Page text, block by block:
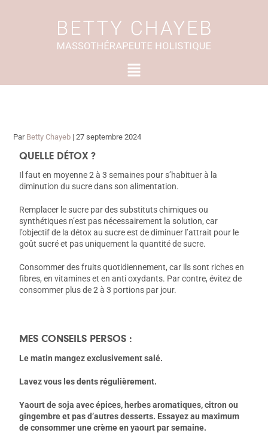
Menu
Par Betty Chayeb | 27 septembre 2024
QUELLE DÉTOX ?
Il faut en moyenne 2 à 3 semaines pour s’habituer à la
diminution du sucre dans son alimentation.
Remplacer le sucre par des substituts chimiques ou
synthétiques n’est pas nécessairement la solution, car
l’objectif de la détox au sucre est de diminuer l’attrait pour le
goût sucré et pas uniquement la quantité de sucre.
Consommer des fruits quotidiennement, car ils sont riches en
fibres, en vitamines et en anti oxydants. Par contre, évitez de
consommer plus de 2 à 3 portions par jour.
MES CONSEILS PERSOS :
Le matin mangez exclusivement salé.
Lavez vous les dents régulièrement.
Yaourt de soja avec épices, herbes aromatiques, citron ou
gingembre et pas d’autres desserts. Essayez au maximum
de consommer une crème en yaourt par semaine.